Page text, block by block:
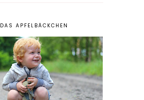
DAS APFELBÄCKCHEN